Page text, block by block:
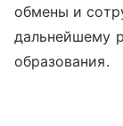
обмены и
дальнейшему
образования.